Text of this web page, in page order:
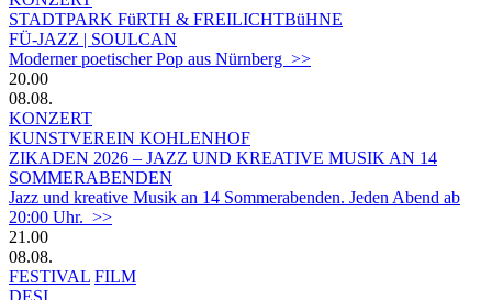
STADTPARK FüRTH & FREILICHTBüHNE
FÜ-JAZZ | SOULCAN
Moderner poetischer Pop aus Nürnberg >>
20.00
08.08.
KONZERT
KUNSTVEREIN KOHLENHOF
ZIKADEN 2026 – JAZZ UND KREATIVE MUSIK AN 14
SOMMERABENDEN
Jazz und kreative Musik an 14 Sommerabenden. Jeden Abend ab
20:00 Uhr. >>
21.00
08.08.
FESTIVAL FILM
DESI